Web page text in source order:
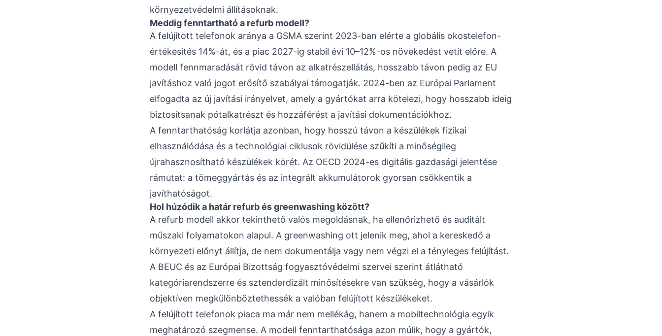
környezetvédelmi állításoknak.
Meddig fenntartható a refurb modell?
A felújított telefonok aránya a GSMA szerint 2023-ban elérte a globális okostelefon-
értékesítés 14%-át, és a piac 2027-ig stabil évi 10–12%-os növekedést vetít előre. A
modell fennmaradását rövid távon az alkatrészellátás, hosszabb távon pedig az EU
javításhoz való jogot erősítő szabályai támogatják. 2024-ben az Európai Parlament
elfogadta az új javítási irányelvet, amely a gyártókat arra kötelezi, hogy hosszabb ideig
biztosítsanak pótalkatrészt és hozzáférést a javítási dokumentációkhoz.
A fenntarthatóság korlátja azonban, hogy hosszú távon a készülékek fizikai
elhasználódása és a technológiai ciklusok rövidülése szűkíti a minőségileg
újrahasznosítható készülékek körét. Az OECD 2024-es digitális gazdasági jelentése
rámutat: a tömeggyártás és az integrált akkumulátorok gyorsan csökkentik a
javíthatóságot.
Hol húzódik a határ refurb és greenwashing között?
A refurb modell akkor tekinthető valós megoldásnak, ha ellenőrizhető és auditált
műszaki folyamatokon alapul. A greenwashing ott jelenik meg, ahol a kereskedő a
környezeti előnyt állítja, de nem dokumentálja vagy nem végzi el a tényleges felújítást.
A BEUC és az Európai Bizottság fogyasztóvédelmi szervei szerint átlátható
kategóriarendszerre és sztenderdizált minősítésekre van szükség, hogy a vásárlók
objektíven megkülönböztethessék a valóban felújított készülékeket.
A felújított telefonok piaca ma már nem mellékág, hanem a mobiltechnológia egyik
meghatározó szegmense. A modell fenntarthatósága azon múlik, hogy a gyártók,